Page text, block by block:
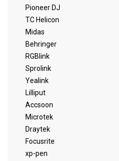
Pioneer DJ
TC Helicon
Midas
Behringer
RGBlink
Sprolink
Yealink
Lilliput
Accsoon
Microtek
Draytek
Focusrite
xp-pen